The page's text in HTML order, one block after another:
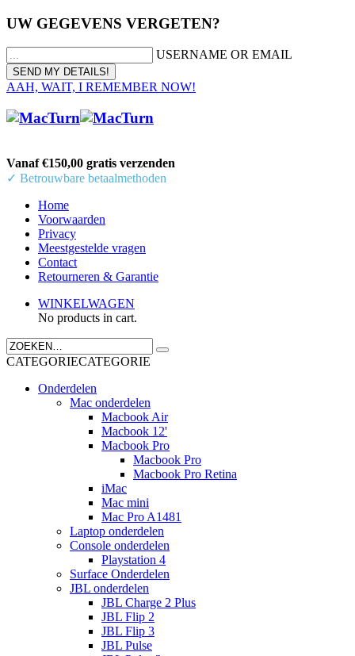
UW GEGEVENS VERGETEN?
USERNAME OR EMAIL
AAH, WAIT, I REMEMBER NOW!
Vanaf €150,00 gratis verzenden
✓ Betrouwbare betaalmethoden
Home
Voorwaarden
Privacy
Meestgestelde vragen
Contact
Retourneren & Garantie
WINKELWAGEN
No products in cart.
CATEGORIECATEGORIE
Onderdelen
Mac onderdelen
Macbook Air
Macbook 12'
Macbook Pro
Macbook Pro
Macbook Pro Retina
iMac
Mac mini
Mac Pro A1481
Laptop onderdelen
Console onderdelen
Playstation 4
Surface Onderdelen
JBL onderdelen
JBL Charge 2 Plus
JBL Flip 2
JBL Flip 3
JBL Pulse